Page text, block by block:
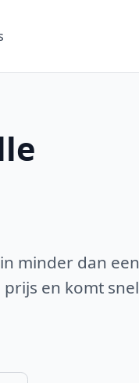
minder dan een
en komt snel